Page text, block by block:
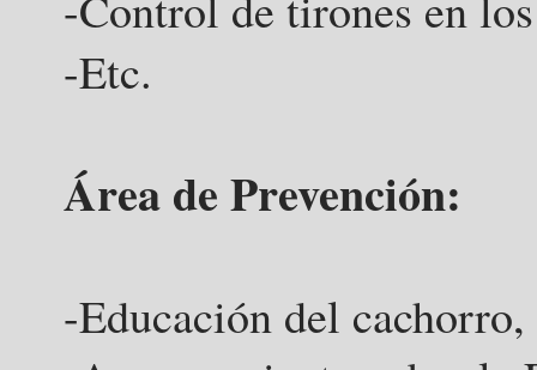
-Etc.
Área de Prevención:
-Educación del